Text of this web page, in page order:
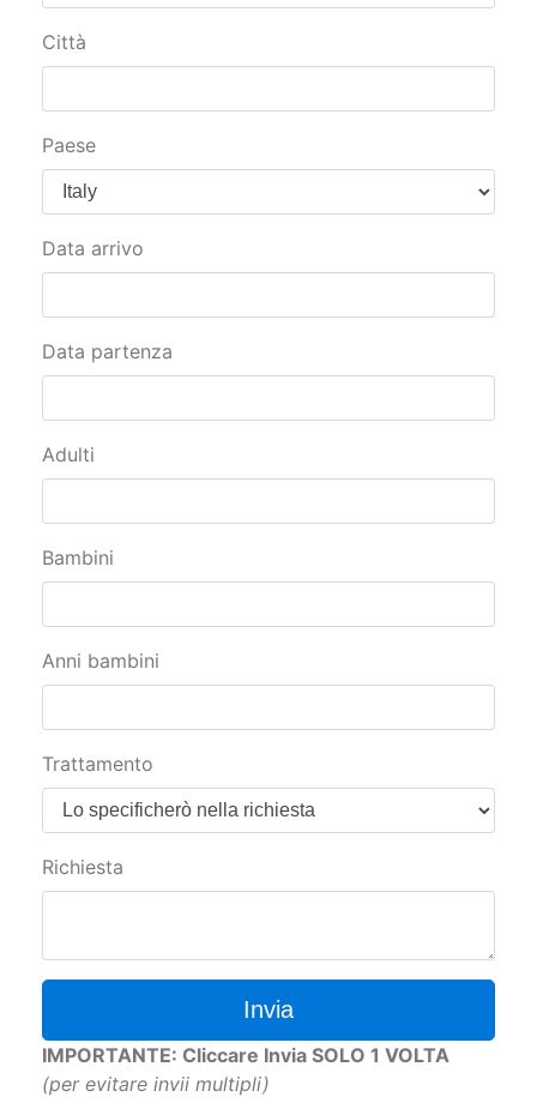
Città
Paese
Data arrivo
Data partenza
Adulti
Bambini
Anni bambini
Trattamento
Richiesta
Invia
IMPORTANTE: Cliccare Invia SOLO 1 VOLTA
(per evitare invii multipli)